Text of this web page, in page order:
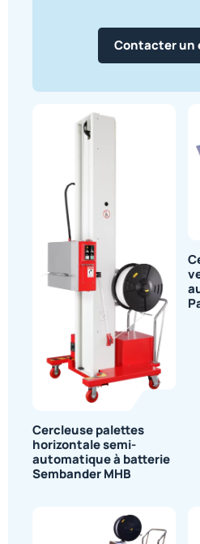
Contacter un
Cercleuse palettes
horizontale semi-
automatique à batterie
Sembander MHB